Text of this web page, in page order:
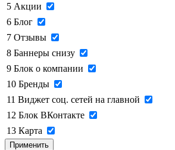
5 Акции
6 Блог
7 Отзывы
8 Баннеры снизу
9 Блок о компании
10 Бренды
11 Виджет соц. сетей на главной
12 Блок ВКонтакте
13 Карта
Применить